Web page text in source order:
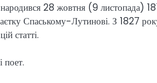
народився 28 жовтня (9 листопада)
Спаському-Лутинові. З 1827
статті.
поет.